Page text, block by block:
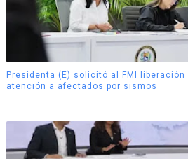
Presidenta (E) solicitó al FMI liberación
atención a afectados por sismos